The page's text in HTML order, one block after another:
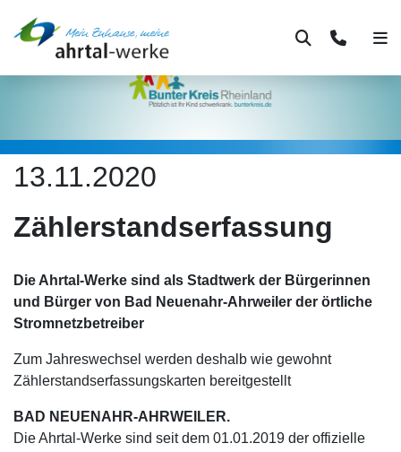
SucheKontakt
13.11.2020
Zählerstandserfassung
Die Ahrtal-Werke sind als Stadtwerk der Bürgerinnen
und Bürger von Bad Neuenahr-Ahrweiler der örtliche
Stromnetzbetreiber
Zum Jahreswechsel werden deshalb wie gewohnt
Zählerstandserfassungskarten bereitgestellt
BAD NEUENAHR-AHRWEILER.
Die Ahrtal-Werke sind seit dem 01.01.2019 der offizielle